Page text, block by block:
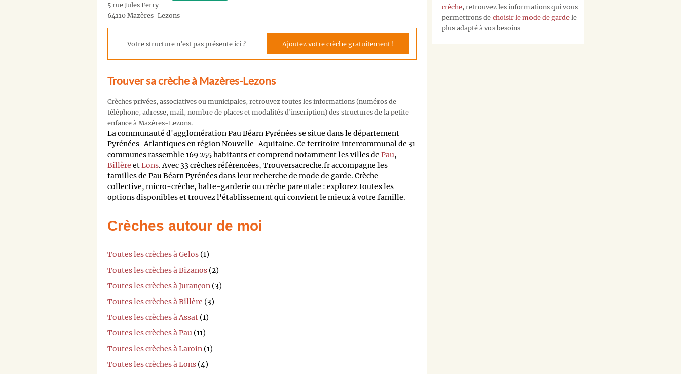
5 rue Jules Ferry
64110 Mazères-Lezons
Votre structure n'est pas présente ici ? Ajoutez votre crèche gratuitement !
Trouver sa crèche à Mazères-Lezons
Crèches privées, associatives ou municipales, retrouvez toutes les informations (numéros de
téléphone, adresse, mail, nombre de places et modalités d'inscription) des structures de la petite
enfance à Mazères-Lezons.
La communauté d'agglomération Pau Béarn Pyrénées se situe dans le département
Pyrénées-Atlantiques en région Nouvelle-Aquitaine. Ce territoire intercommunal de 31
communes rassemble 169 255 habitants et comprend notamment les villes de Pau,
Billère etLons. Avec 33 crèches référencées, Trouversacreche.fr accompagne les
familles de Pau Béarn Pyrénées dans leur recherche de mode de garde. Crèche
collective, micro-crèche, halte-garderie ou crèche parentale : explorez toutes les
options disponibles et trouvez l'établissement qui convient le mieux à votre famille.
Crèches autour de moi
Toutes les crèches à Gelos (1)
Toutes les crèches à Bizanos (2)
Toutes les crèches à Jurançon (3)
Toutes les crèches à Billère (3)
Toutes les crèches à Assat (1)
Toutes les crèches à Pau (11)
Toutes les crèches à Laroin (1)
Toutes les crèches à Lons (4)
crèche, retrouvez les informations qui vous
permettrons de choisir le mode de garde le
plus adapté à vos besoins